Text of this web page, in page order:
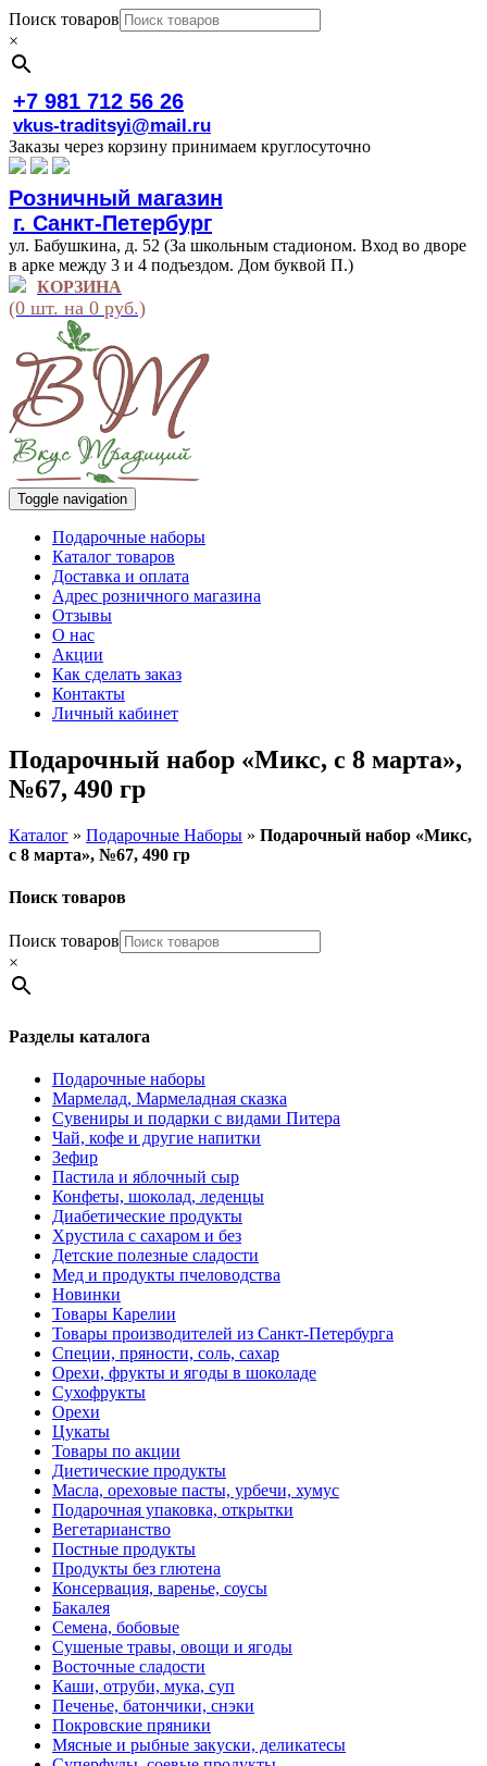
Поиск товаров
×
+7 981 712 56 26
vkus-traditsyi@mail.ru
Заказы через корзину принимаем круглосуточно
Розничный магазин
г. Санкт-Петербург
ул. Бабушкина, д. 52 (За школьным стадионом. Вход во дворе
в арке между 3 и 4 подъездом. Дом буквой П.)
КОРЗИНА
(0 шт. на 0 руб.)
Toggle navigation
Подарочные наборы
Каталог товаров
Доставка и оплата
Адрес розничного магазина
Отзывы
О нас
Акции
Как сделать заказ
Контакты
Личный кабинет
Подарочный набор «Микс, с 8 марта»,
№67, 490 гр
Каталог » Подарочные Наборы » Подарочный набор «Микс,
с 8 марта», №67, 490 гр
Поиск товаров
Поиск товаров
×
Разделы каталога
Подарочные наборы
Мармелад, Мармеладная сказка
Сувениры и подарки с видами Питера
Чай, кофе и другие напитки
Зефир
Пастила и яблочный сыр
Конфеты, шоколад, леденцы
Диабетические продукты
Хрустила с сахаром и без
Детские полезные сладости
Мед и продукты пчеловодства
Новинки
Товары Карелии
Товары производителей из Санкт-Петербурга
Специи, пряности, соль, сахар
Орехи, фрукты и ягоды в шоколаде
Сухофрукты
Орехи
Цукаты
Товары по акции
Диетические продукты
Масла, ореховые пасты, урбечи, хумус
Подарочная упаковка, открытки
Вегетарианство
Постные продукты
Продукты без глютена
Консервация, варенье, соусы
Бакалея
Семена, бобовые
Сушеные травы, овощи и ягоды
Восточные сладости
Каши, отруби, мука, суп
Печенье, батончики, снэки
Покровские пряники
Мясные и рыбные закуски, деликатесы